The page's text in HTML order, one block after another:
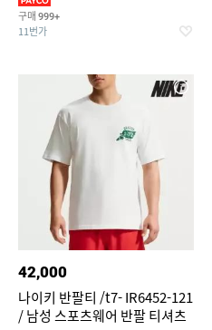
구매 999+
11번가
42,000
나이키 반팔티 /t7- IR6452-121
/ 남성 스포츠웨어 반팔 티셔츠